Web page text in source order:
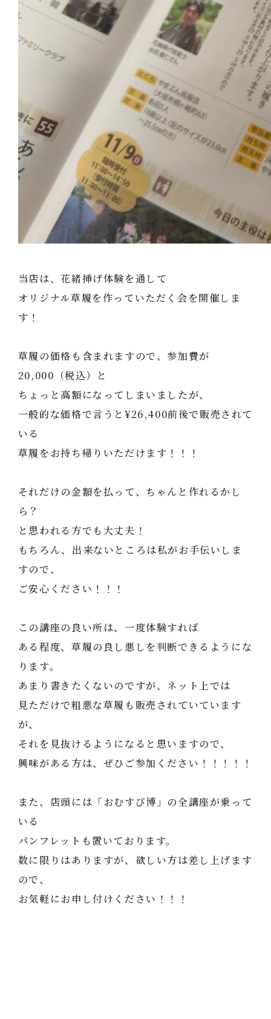
当店は、花緒挿げ体験を通して
オリジナル草履を作っていただく会を開催しま
す！
草履の価格も含まれますので、参加費が
20,000（税込）と
ちょっと高額になってしまいましたが、
一般的な価格で言うと¥26,400前後で販売されて
いる
草履をお持ち帰りいただけます！！！
それだけの金額を払って、ちゃんと作れるかし
ら？
と思われる方でも大丈夫！
もちろん、出来ないところは私がお手伝いしま
すので、
ご安心ください！！！
この講座の良い所は、一度体験すれば
ある程度、草履の良し悪しを判断できるようにな
ります。
あまり書きたくないのですが、ネット上では
見ただけで粗悪な草履も販売されていています
が、
それを見抜けるようになると思いますので、
興味がある方は、ぜひご参加ください！！！！！
また、店頭には「おむすび博」の全講座が乗って
いる
パンフレットも置いております。
数に限りはありますが、欲しい方は差し上げます
ので、
お気軽にお申し付けください！！！